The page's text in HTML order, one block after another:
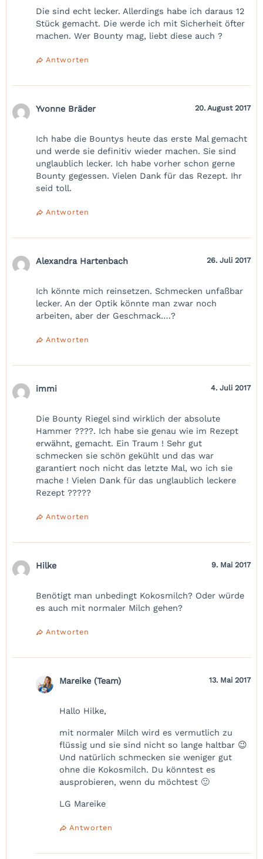
Die sind echt lecker. Allerdings habe ich daraus 12
Stück gemacht. Die werde ich mit Sicherheit öfter
machen. Wer Bounty mag, liebt diese auch ?
Antworten
Yvonne Bräder 20. August 2017
Ich habe die Bountys heute das erste Mal gemacht
und werde sie definitiv wieder machen. Sie sind
unglaublich lecker. Ich habe vorher schon gerne
Bounty gegessen. Vielen Dank für das Rezept. Ihr
seid toll.
Antworten
Alexandra Hartenbach 26. Juli 2017
Ich könnte mich reinsetzen. Schmecken unfaßbar
lecker. An der Optik könnte man zwar noch
arbeiten, aber der Geschmack….?
Antworten
immi 4. Juli 2017
Die Bounty Riegel sind wirklich der absolute
Hammer ????. Ich habe sie genau wie im Rezept
erwähnt, gemacht. Ein Traum ! Sehr gut
schmecken sie schön gekühlt und das war
garantiert noch nicht das letzte Mal, wo ich sie
mache ! Vielen Dank für das unglaublich leckere
Rezept ?????
Antworten
Hilke 9. Mai 2017
Benötigt man unbedingt Kokosmilch? Oder würde
es auch mit normaler Milch gehen?
Antworten
Mareike (Team) 13. Mai 2017
Hallo Hilke,
mit normaler Milch wird es vermutlich zu
flüssig und sie sind nicht so lange haltbar 😉
Und natürlich schmecken sie weniger gut
ohne die Kokosmilch. Du könntest es
ausprobieren, wenn du möchtest 🙂
LG Mareike
Antworten